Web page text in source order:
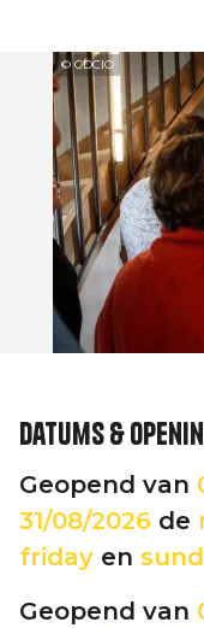
© CDCIO
Datums &
Geopend van
31/08/2026 de
friday en
Geopend van